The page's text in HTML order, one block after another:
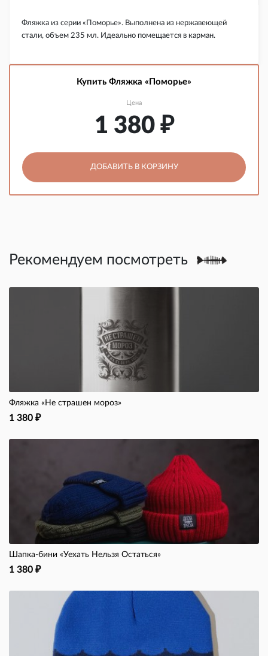
Фляжка из серии «Поморье». Выполнена из нержавеющей
стали, объем 235 мл. Идеально помещается в карман.
Купить Фляжка «Поморье»
Цена
1 380 ₽
ДОБАВИТЬ В КОРЗИНУ
Рекомендуем посмотреть
Фляжка «Не страшен мороз»
1 380 ₽
Шапка-бини «Уехать Нельзя Остаться»
1 380 ₽